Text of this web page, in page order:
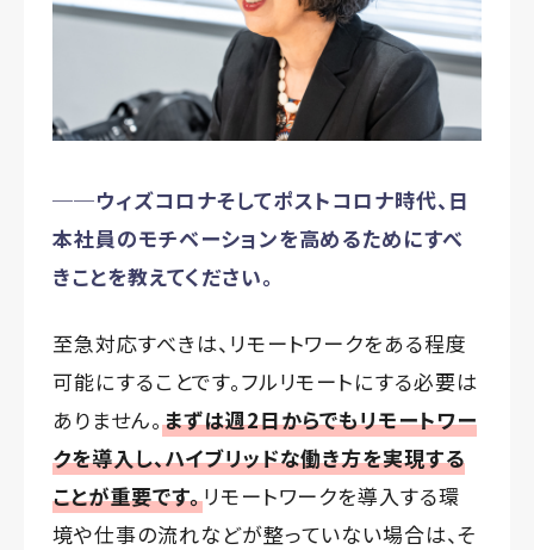
──ウィズコロナそしてポストコロナ時代、日
本社員のモチベーションを高めるためにすべ
きことを教えてください。
至急対応すべきは、リモートワークをある程度
可能にすることです。フルリモートにする必要は
ありません。まずは週2日からでもリモートワー
クを導入し、ハイブリッドな働き方を実現する
ことが重要です。リモートワークを導入する環
境や仕事の流れなどが整っていない場合は、そ